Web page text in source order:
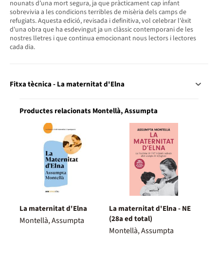
nounats d’una mort segura, ja que pràcticament cap infant
sobrevivia a les condicions terribles de misèria dels camps de
refugiats. Aquesta edició, revisada i definitiva, vol celebrar l'èxit
d'una obra que ha esdevingut ja un clàssic contemporani de les
nostres lletres i que continua emocionant nous lectors i lectores
cada dia.
Fitxa tècnica - La maternitat d'Elna
Productes relacionats Montellà, Assumpta
La maternitat d'Elna
Montellà, Assumpta
La maternitat d'Elna - NE
(28a ed total)
Montellà, Assumpta